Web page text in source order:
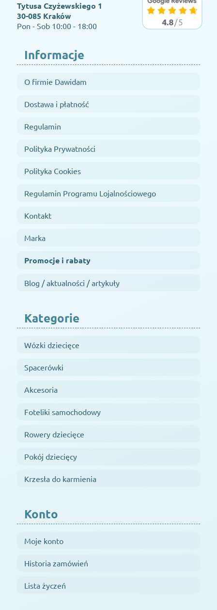
Tytusa Czyżewskiego 1
30-085 Kraków
Pon - Sob 10:00 - 18:00
Informacje
O firmie Dawidam
Dostawa i płatność
Regulamin
Polityka Prywatności
Polityka Cookies
Regulamin Programu Lojalnościowego
Kontakt
Marka
Promocje i rabaty
Blog / aktualności / artykuły
Kategorie
Wózki dziecięce
Spacerówki
Akcesoria
Foteliki samochodowy
Rowery dziecięce
Pokój dziecięcy
Krzesła do karmienia
Konto
Moje konto
Historia zamówień
Lista życzeń